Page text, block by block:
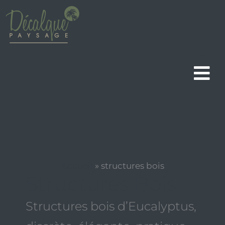
contenu
» structures bois
Structures bois d’Eucalyptus,